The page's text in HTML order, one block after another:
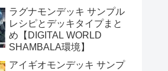
ラグナモンデッキ サンプル
レシピとデッキタイプまと
め【DIGITAL WORLD
SHAMBALA環境】
アイギオモンデッキ サンプ